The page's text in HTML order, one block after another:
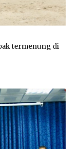
termenung di